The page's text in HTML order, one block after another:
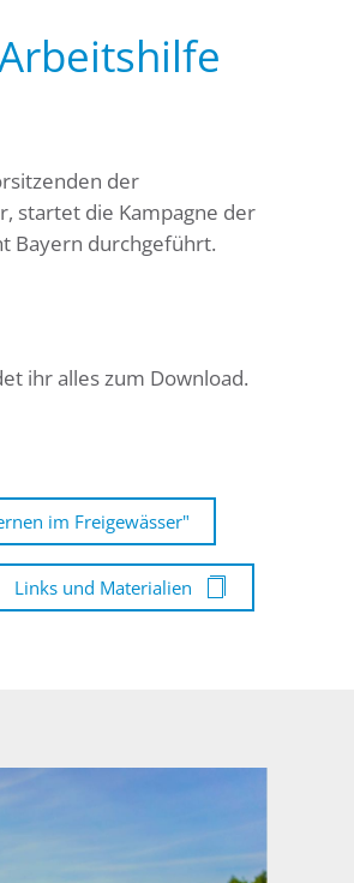
der
startet die Kampagne der
Bayern durchgeführt.
ihr alles zum Download.
im Freigewässer"
Links und Materialien